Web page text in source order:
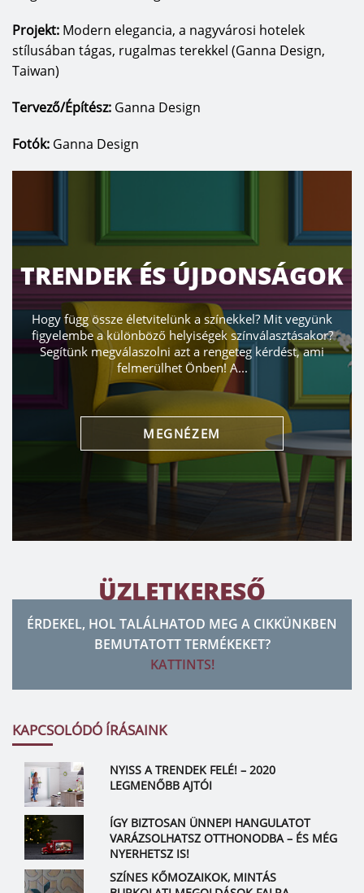
Projekt: Modern elegancia, a nagyvárosi hotelek
stílusában tágas, rugalmas terekkel (Ganna Design,
Taiwan)
Tervező/Építész: Ganna Design
Fotók: Ganna Design
TRENDEK ÉS ÚJDONSÁGOK
Hogy függ össze életvitelünk a színekkel? Mit vegyünk
figyelembe a különböző helyiségek színválasztásakor?
Segítünk megválaszolni azt a rengeteg kérdést, ami
felmerülhet Önben! A...
MEGNÉZEM
ÜZLETKERESŐ
ÉRDEKEL, HOL TALÁLHATOD MEG A CIKKÜNKBEN
BEMUTATOTT TERMÉKEKET?
KATTINTS!
KAPCSOLÓDÓ ÍRÁSAINK
NYISS A TRENDEK FELÉ! – 2020
LEGMENŐBB AJTÓI
ÍGY BIZTOSAN ÜNNEPI HANGULATOT
VARÁZSOLHATSZ OTTHONODBA – ÉS MÉG
NYERHETSZ IS!
SZÍNES KŐMOZAIKOK, MINTÁS